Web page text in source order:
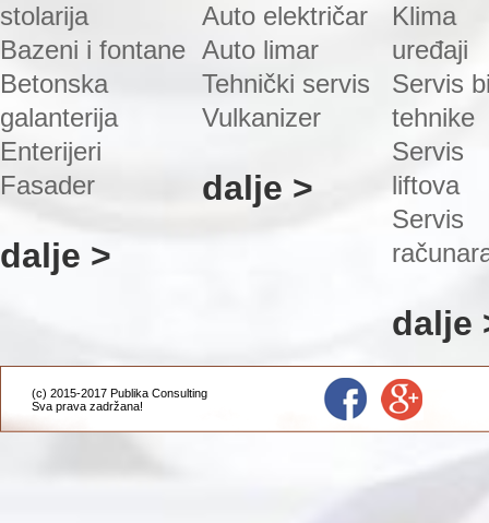
stolarija
Bazeni i fontane
Betonska
galanterija
Enterijeri
Fasader
dalje >
Auto električar
Auto limar
Tehnički servis
Vulkanizer
dalje >
Klima
uređaji
Servis
tehnike
Servis
liftova
Servis
dalje
(c) 2015-2017 Publika Consulting
Sva prava zadržana!